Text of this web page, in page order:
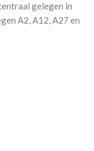
gelegen in
A2, A12, A27 en